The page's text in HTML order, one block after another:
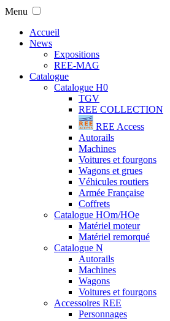
Menu
Accueil
News
Expositions
REE-MAG
Catalogue
Catalogue H0
TGV
REE COLLECTION
REE Access
Autorails
Machines
Voitures et fourgons
Wagons et grues
Véhicules routiers
Armée Française
Coffrets
Catalogue HOm/HOe
Matériel moteur
Matériel remorqué
Catalogue N
Autorails
Machines
Wagons
Voitures et fourgons
Accessoires REE
Personnages